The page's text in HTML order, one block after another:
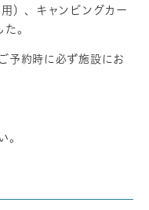
）、キャンピングカー
。
予約時に必ず施設にお
。